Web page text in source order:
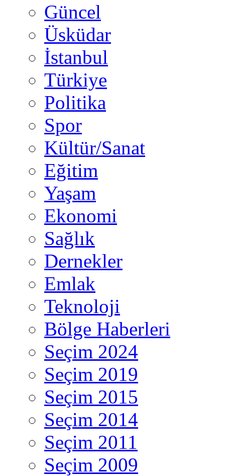
Güncel
Üsküdar
İstanbul
Türkiye
Politika
Spor
Kültür/Sanat
Eğitim
Yaşam
Ekonomi
Sağlık
Dernekler
Emlak
Teknoloji
Bölge Haberleri
Seçim 2024
Seçim 2019
Seçim 2015
Seçim 2014
Seçim 2011
Seçim 2009